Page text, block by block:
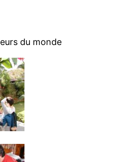
du monde